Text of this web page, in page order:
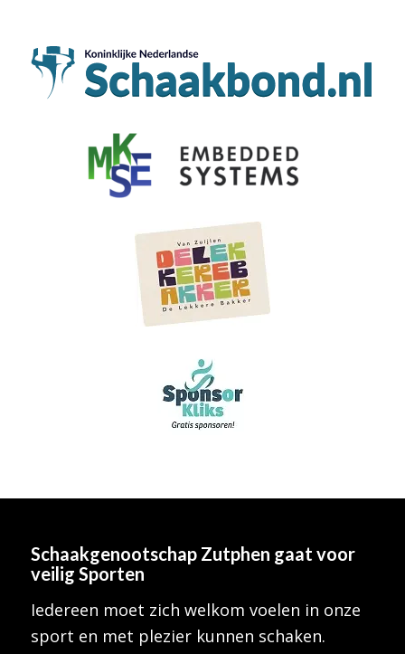
Schaakgenootschap Zutphen gaat voor
veilig Sporten
Iedereen moet zich welkom voelen in onze
sport en met plezier kunnen schaken.